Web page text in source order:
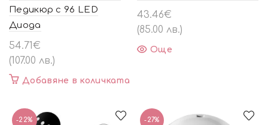
Педикюр с 96 LED
Диода
54.71€
(107.00 лв.)
Добавяне в количката
43.46€
(85.00 лв.)
Още
-22% -27%